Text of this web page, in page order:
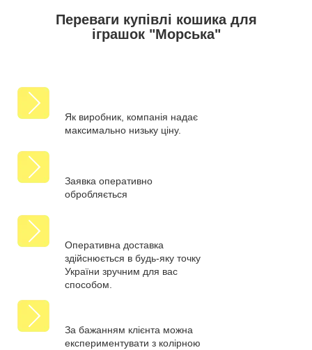
Переваги купівлі кошика для
іграшок "Морська"
Як виробник, компанія надає
максимально низьку ціну.
Заявка оперативно
обробляється
Оперативна доставка
здійснюється в будь-яку точку
України зручним для вас
способом.
За бажанням клієнта можна
експериментувати з колірною